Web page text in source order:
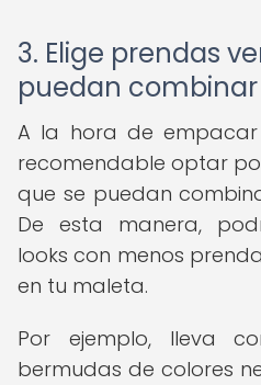
3. Elige prendas
puedan
A la hora de
recomendable optar
que se puedan
De esta manera,
looks con menos
en tu maleta.
Por ejemplo, lleva
bermudas de colores